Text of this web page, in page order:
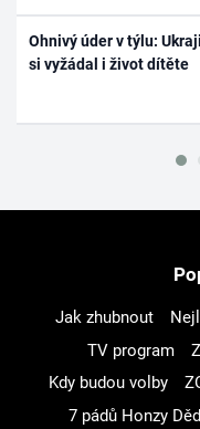
Ohnivý úder v týlu:
si vyžádal i život dítěte
Jak zhubnout
TV program
Kdy budou volby
7 pádů Honzy